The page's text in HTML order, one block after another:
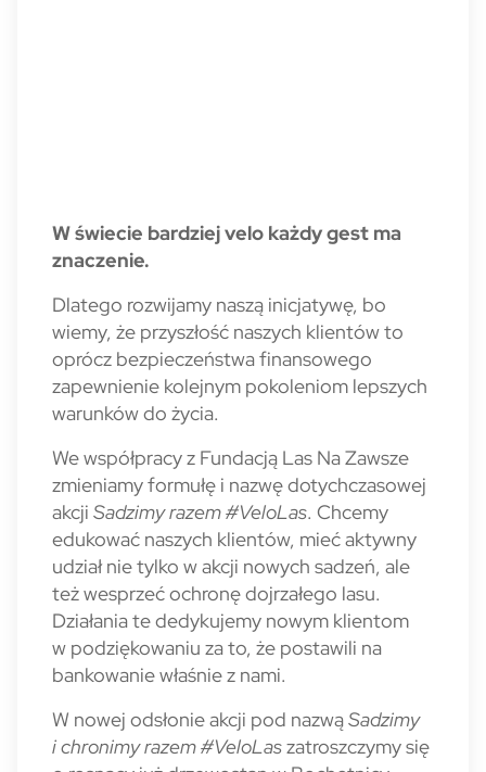
W świecie bardziej velo każdy gest ma
znaczenie.
Dlatego rozwijamy naszą inicjatywę, bo
wiemy, że przyszłość naszych klientów to
oprócz bezpieczeństwa finansowego
zapewnienie kolejnym pokoleniom lepszych
warunków do życia.
We współpracy z Fundacją Las Na Zawsze
zmieniamy formułę i nazwę dotychczasowej
akcji Sadzimy razem #VeloLas. Chcemy
edukować naszych klientów, mieć aktywny
udział nie tylko w akcji nowych sadzeń, ale
też wesprzeć ochronę dojrzałego lasu.
Działania te dedykujemy nowym klientom
w podziękowaniu za to, że postawili na
bankowanie właśnie z nami.
W nowej odsłonie akcji pod nazwąSadzimy
i chronimy razem #VeloLaszatroszczymy się